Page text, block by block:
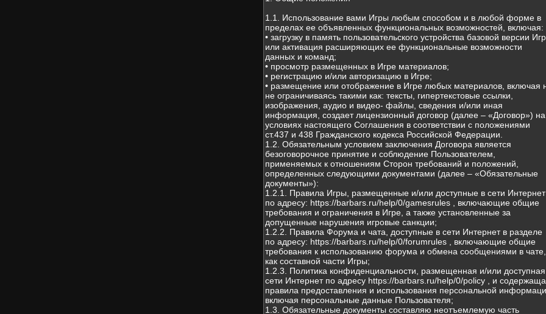
1.1. Использование вами Игры любым способом и в любой форме в
пределах ее объявленных функциональных возможностей, включая:
• загрузку в память пользовательского устройства базовой версии
или активация расширяющих ее функциональные возможности
данных и команд;
• просмотр размещенных в Игре материалов;
• регистрацию и/или авторизацию в Игре;
• размещение или отображение в Игре любых материалов, включая
не ограничиваясь такими как: тексты, гипертекстовые ссылки,
изображения, аудио и видео- файлы, сведения и/или иная
информация, создает лицензионный договор (далее – «Договор») на
условиях настоящего Соглашения в соответствии с положениями
ст.437 и 438 Гражданского кодекса Российской Федерации.
1.2. Обязательным условием заключения Договора является
безоговорочное принятие и соблюдение Пользователем,
применяемых к отношениям Сторон требований и положений,
определенных следующими документами (далее – «Обязательные
документы»):
1.2.1. Правила Игры, размещенные и/или доступные в сети Интернет
по адресу: https://barbars.ru/help/0/gamesrules , включающие общие
требования и ограничения в Игре, а также установленные за
допущенные нарушения игровые санкции;
1.2.2. Правила Форума и чата, доступные в сети Интернет в разделе
по адресу: https://barbars.ru/help/0/forumrules , включающие общие
требования к использованию форума и обмена сообщениями в чате,
как составной части Игры;
1.2.3. Политика конфиденциальности, размещенная и/или
сети Интернет по адресу https://barbars.ru/help/0/policy , и
правила предоставления и использования персональной
включая персональные данные Пользователя;
1.3. Обязательные документы составляю неотъемлемую часть